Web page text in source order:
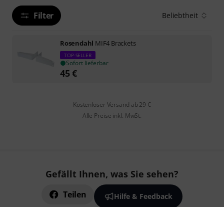
Filter Beliebtheit
Rosendahl MIF4 Brackets
TOP-SELLER
Sofort lieferbar
45€
Kostenloser Versand ab 29 €
Alle Preise inkl. MwSt.
Gefällt Ihnen, was Sie sehen?
Teilen Hilfe & Feedback